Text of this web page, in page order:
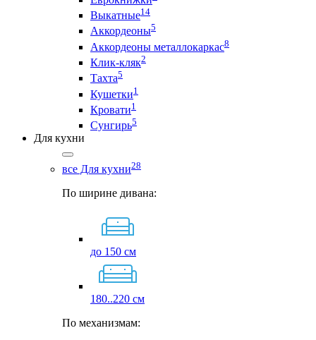
Выкатные14
Аккордеоны5
Аккордеоны металлокаркас8
Клик-кляк2
Тахта5
Кушетки1
Кровати1
Сунгирь5
Для кухни
все Для кухни28
По ширине дивана:
до 150 см
180..220 см
По механизмам: